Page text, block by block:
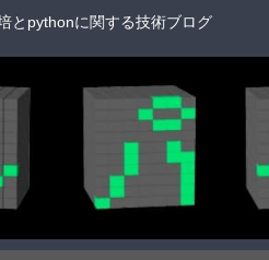
とpythonに関する技術ブログ